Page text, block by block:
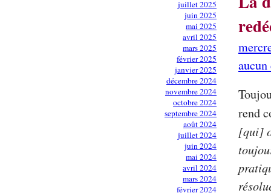
juillet 2025
juin 2025
mai 2025
avril 2025
mars 2025
février 2025
janvier 2025
décembre 2024
novembre 2024
octobre 2024
septembre 2024
août 2024
juillet 2024
juin 2024
mai 2024
avril 2024
mars 2024
février 2024
rend
[qui]